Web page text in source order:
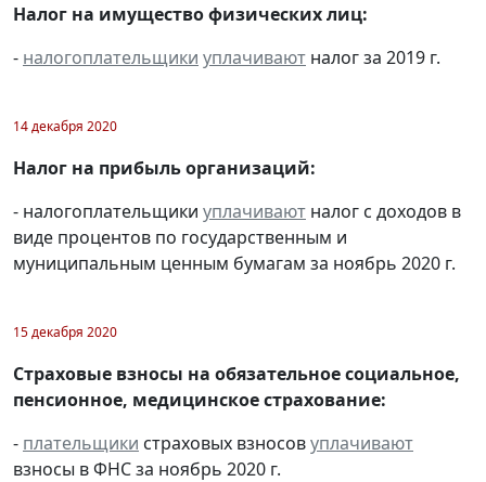
Налог на имущество физических лиц:
- налогоплательщики уплачивают налог за 2019 г.
14 декабря 2020
Налог на прибыль организаций:
- налогоплательщики уплачивают налог с доходов в
виде процентов по государственным и
муниципальным ценным бумагам за ноябрь 2020 г.
15 декабря 2020
Страховые взносы на обязательное социальное,
пенсионное, медицинское страхование:
- плательщики страховых взносовуплачивают
взносы в ФНС за ноябрь 2020 г.